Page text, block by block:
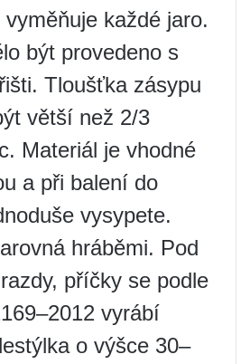
každé jaro.
být provedeno s
Tloušťka zásypu
větší než 2/3
Materiál je vhodné
a při balení do
vysypete.
hráběmi. Pod
příčky se podle
vyrábí
o výšce 30–